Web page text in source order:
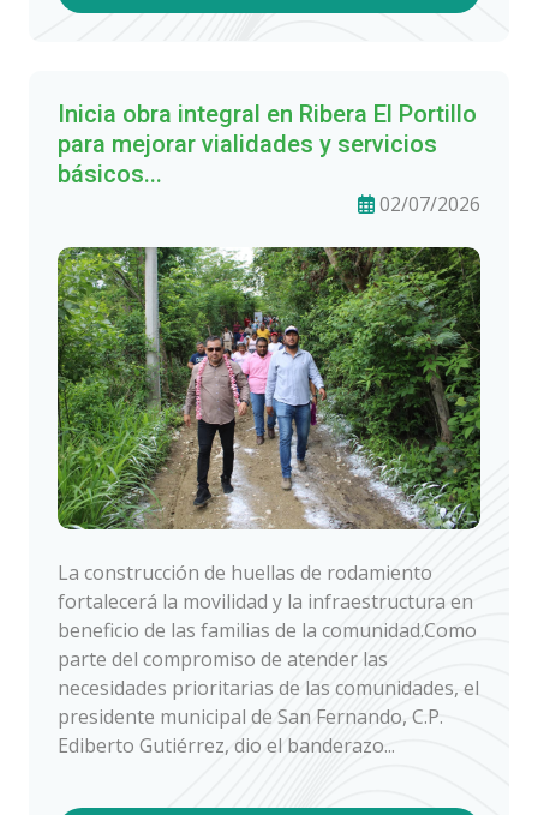
Inicia obra integral en Ribera El Portillo
para mejorar vialidades y servicios
básicos...
02/07/2026
La construcción de huellas de rodamiento
fortalecerá la movilidad y la infraestructura en
beneficio de las familias de la comunidad.Como
parte del compromiso de atender las
necesidades prioritarias de las comunidades, el
presidente municipal de San Fernando, C.P.
Ediberto Gutiérrez, dio el banderazo...